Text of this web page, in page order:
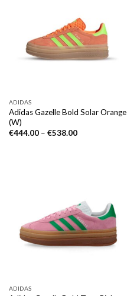
ADIDAS
Adidas Gazelle Bold Solar Orange
(W)
€444.00– €538.00
ADIDAS